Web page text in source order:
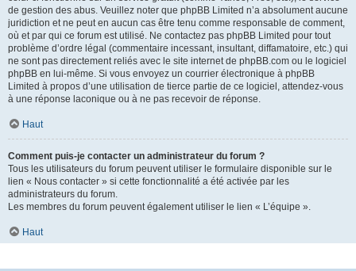
de gestion des abus. Veuillez noter que phpBB Limited n’a absolument aucune
juridiction et ne peut en aucun cas être tenu comme responsable de comment,
où et par qui ce forum est utilisé. Ne contactez pas phpBB Limited pour tout
problème d’ordre légal (commentaire incessant, insultant, diffamatoire, etc.) qui
ne sont pas directement reliés avec le site internet de phpBB.com ou le logiciel
phpBB en lui-même. Si vous envoyez un courrier électronique à phpBB
Limited à propos d’une utilisation de tierce partie de ce logiciel, attendez-vous
à une réponse laconique ou à ne pas recevoir de réponse.
Haut
Comment puis-je contacter un administrateur du forum ?
Tous les utilisateurs du forum peuvent utiliser le formulaire disponible sur le
lien « Nous contacter » si cette fonctionnalité a été activée par les
administrateurs du forum.
Les membres du forum peuvent également utiliser le lien « L’équipe ».
Haut